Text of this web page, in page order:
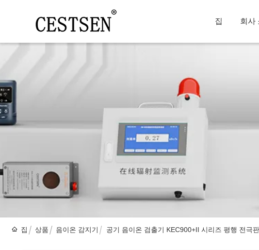
집 회사
집 상품 음이온 감지기 공기 음이온 검출기 KEC900+II 시리즈 평행 전극판